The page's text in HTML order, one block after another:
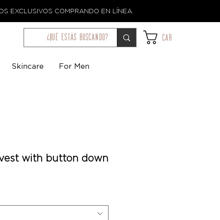
EXCLUSIVOS COMPRANDO EN LÍNEA.
¿qué estás buscando? Car
Skincare For Men
with button down